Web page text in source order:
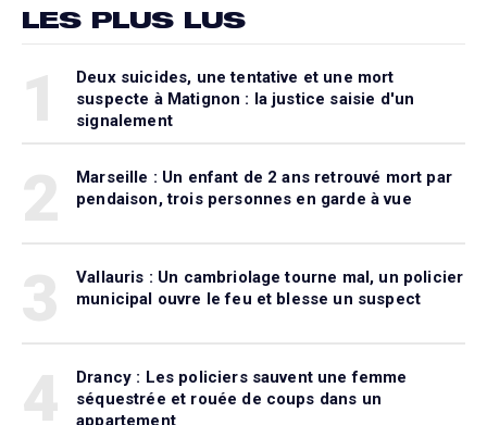
LES PLUS LUS
Deux suicides, une tentative et une mort
suspecte à Matignon : la justice saisie d'un
signalement
Marseille : Un enfant de 2 ans retrouvé mort par
pendaison, trois personnes en garde à vue
Vallauris : Un cambriolage tourne mal, un policier
municipal ouvre le feu et blesse un suspect
Drancy : Les policiers sauvent une femme
séquestrée et rouée de coups dans un